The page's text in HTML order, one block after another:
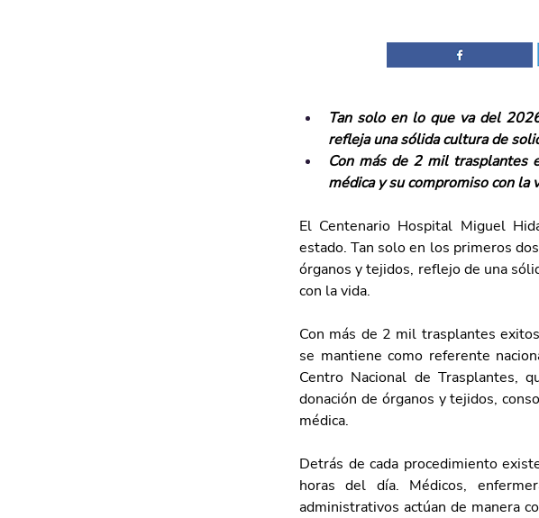
Tan solo en lo que va del
refleja una sólida cultura de
Con más de 2 mil trasplantes
médica y su compromiso con la
El Centenario Hospital Miguel
estado. Tan solo en los primeros
órganos y tejidos, reflejo de una
con la vida.
Con más de 2 mil trasplantes
se mantiene como referente
Centro Nacional de Trasplantes,
donación de órganos y tejidos,
médica.
Detrás de cada procedimiento
horas del día. Médicos,
administrativos actúan de manera